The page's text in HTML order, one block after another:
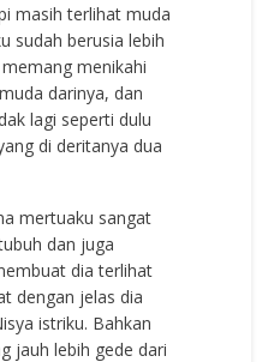
masih terlihat muda
sudah berusia lebih
menikahi
darinya, dan
lagi seperti dulu
di deritanya dua
mertuaku sangat
dan juga
dia terlihat
dengan jelas dia
istriku. Bahkan
jauh lebih gede dari